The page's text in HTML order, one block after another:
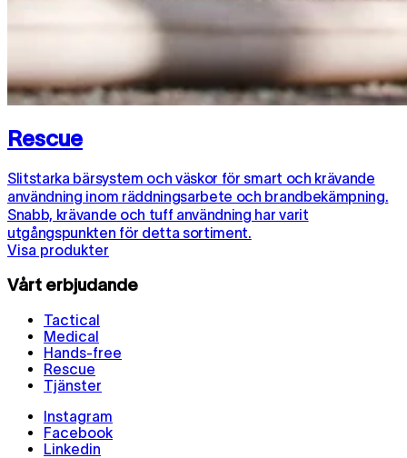
Rescue
Slitstarka bärsystem och väskor för smart och krävande
användning inom räddningsarbete och brandbekämpning.
Snabb, krävande och tuff användning har varit
utgångspunkten för detta sortiment.
Visa produkter
Vårt erbjudande
Tactical
Medical
Hands-free
Rescue
Tjänster
Instagram
Facebook
Linkedin